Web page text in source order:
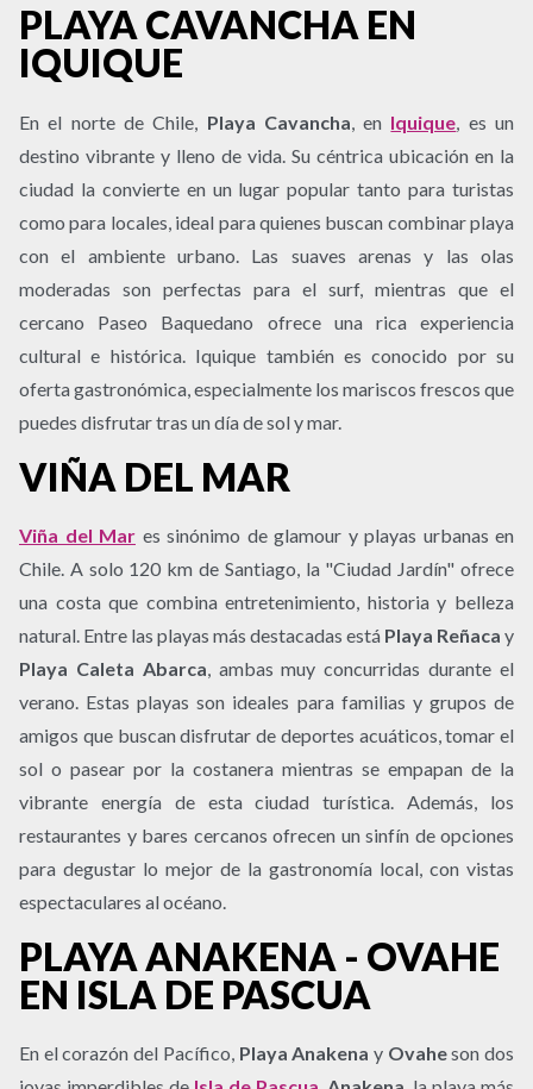
PLAYA CAVANCHA EN
IQUIQUE
En el norte de Chile, Playa Cavancha , en Iquique , es un
destino vibrante y lleno de vida. Su céntrica ubicación en la
ciudad la convierte en un lugar popular tanto para turistas
como para locales, ideal para quienes buscan combinar playa
con el ambiente urbano. Las suaves arenas y las olas
moderadas son perfectas para el surf, mientras que el
cercano Paseo Baquedano ofrece una rica experiencia
cultural e histórica. Iquique también es conocido por su
oferta gastronómica, especialmente los mariscos frescos que
puedes disfrutar tras un día de sol y mar.
VIÑA DEL MAR
Viña del Mar es sinónimo de glamour y playas urbanas en
Chile. A solo 120 km de Santiago, la "Ciudad Jardín" ofrece
una costa que combina entretenimiento, historia y belleza
natural. Entre las playas más destacadas está Playa Reñaca y
Playa Caleta Abarca , ambas muy concurridas durante el
verano. Estas playas son ideales para familias y grupos de
amigos que buscan disfrutar de deportes acuáticos, tomar el
sol o pasear por la costanera mientras se empapan de la
vibrante energía de esta ciudad turística. Además, los
restaurantes y bares cercanos ofrecen un sinfín de opciones
para degustar lo mejor de la gastronomía local, con vistas
espectaculares al océano.
PLAYA ANAKENA - OVAHE
EN ISLA DE PASCUA
En el corazón del Pacífico, Playa Anakena y Ovaheson dos